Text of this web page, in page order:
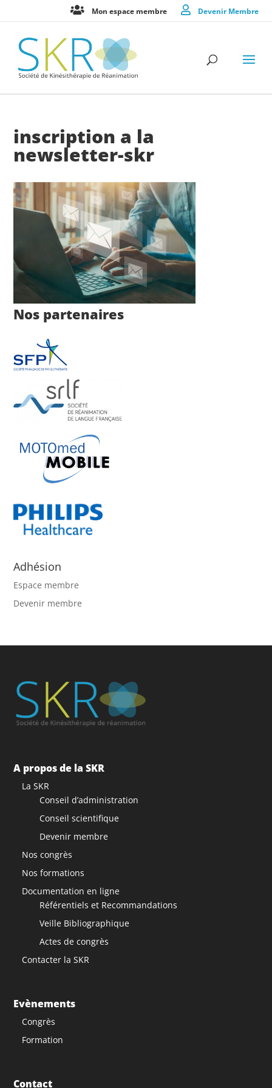
Mon espace membre Devenir Membre
inscription a la
newsletter-skr
Nos partenaires
Adhésion
Espace membre
Devenir membre
A propos de la SKR
La SKR
Conseil d’administration
Conseil scientifique
Devenir membre
Nos congrès
Nos formations
Documentation en ligne
Référentiels et Recommandations
Veille Bibliographique
Actes de congrès
Contacter la SKR
Evènements
Congrès
Formation
Contact